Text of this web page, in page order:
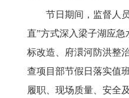
节日期间，监督人
直”方式深入梁子湖应
标改造、府澴河防洪整
查项目部节假日落实值
履职、现场质量、安全